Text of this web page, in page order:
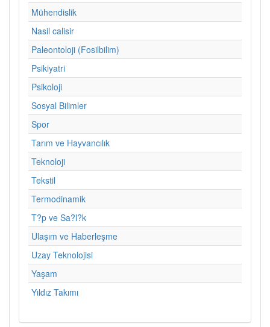
Mühendislik
Nasil calisir
Paleontoloji (Fosilbilim)
Psikiyatri
Psikoloji
Sosyal Bilimler
Spor
Tarım ve Hayvancılık
Teknoloji
Tekstil
Termodinamik
T?p ve Sa?l?k
Ulaşım ve Haberleşme
Uzay Teknolojisi
Yaşam
Yıldız Takımı